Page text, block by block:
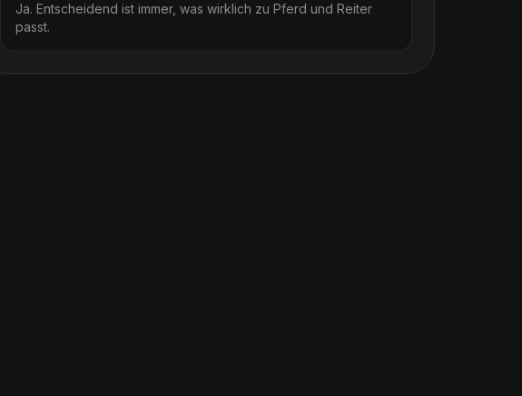
Ja. Entscheidend ist immer, was wirklich zu Pferd und Reiter
passt.